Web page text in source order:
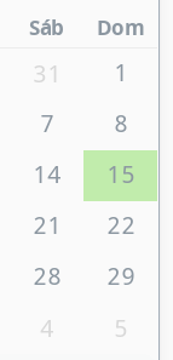
Sáb Dom
31
1
7
8
14
15
21
22
28
29
4 5